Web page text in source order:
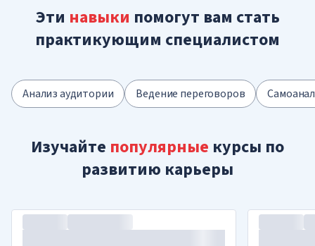
Эти навыки помогут вам стать
практикующим специалистом
Анализ аудитории Ведение переговоров
Изучайте популярные курсы по
развитию карьеры